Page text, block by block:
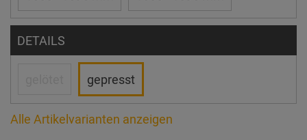
DETAILS
gepresst
Alle Artikelvarianten anzeigen